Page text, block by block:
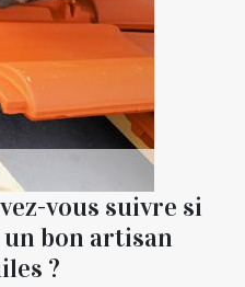
vous suivre si
bon artisan
?